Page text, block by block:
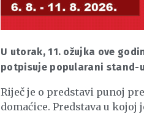
U utorak, 11. ožujka ove
potpisuje popularani stand-
Riječ je o predstavi punoj
domaćice. Predstava u